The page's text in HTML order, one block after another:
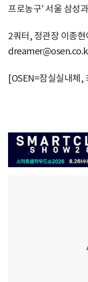
프로농구' 서울 삼성
2쿼터, 정관장 이종
[OSEN=잠실실내체,